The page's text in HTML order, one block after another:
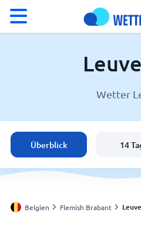
Belgien
Schweiz
Deutschland
Wetter
Überblick 14
Belgien Flemish Brabant